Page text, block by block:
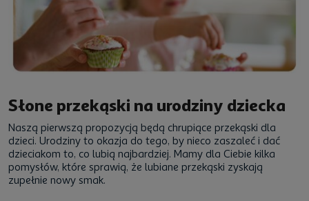
Słone przekąski na urodziny dziecka
Naszą pierwszą propozycją będą chrupiące przekąski dla
dzieci. Urodziny to okazja do tego, by nieco zaszaleć i dać
dzieciakom to, co lubią najbardziej. Mamy dla Ciebie kilka
pomysłów, które sprawią, że lubiane przekąski zyskają
zupełnie nowy smak.